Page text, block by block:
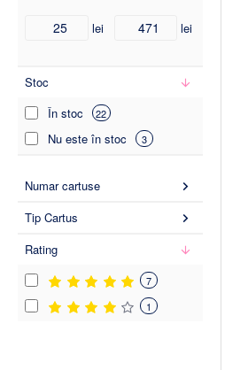
lei lei
Stoc
În stoc
22
Nu este în stoc 3
Numar cartuse
Tip Cartus
Rating
7
1